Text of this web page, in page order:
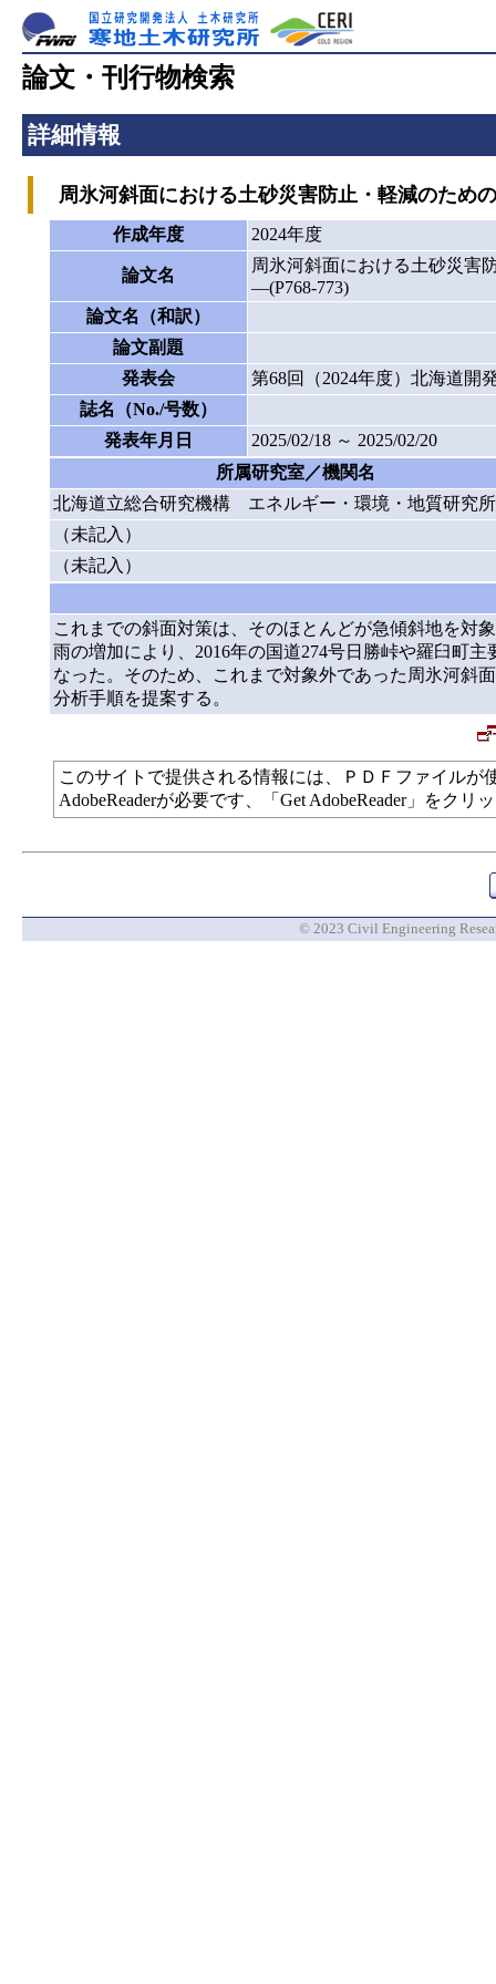
論文・刊行物検索
詳細情報
周氷河斜面における土砂災害防止・軽減のため
作成年度 2024年度
論文名
周氷河斜面における土砂災害
―(P768-773)
論文名（和訳）
論文副題
発表会
第68回（2024年度）北海道開
誌名（No./号数）
発表年月日
2025/02/18 ～ 2025/02/20
所属研究室／機関名
北海道立総合研究機構 エネルギー・環境・地質研究所
（未記入）
（未記入）
これまでの斜面対策は、そのほとんどが急傾斜地を対
雨の増加により、2016年の国道274号日勝峠や羅臼町
なった。そのため、これまで対象外であった周氷河斜
分析手順を提案する。
このサイトで提供される情報には、ＰＤＦファイル
AdobeReaderが必要です、「Get AdobeReader」をク
© 2023 Civil Engineering